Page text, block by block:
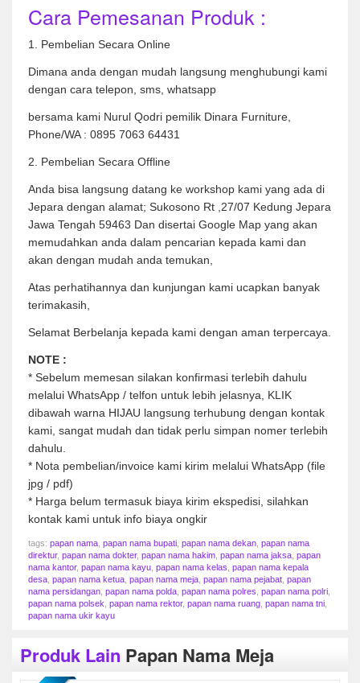
Cara Pemesanan Produk :
1. Pembelian Secara Online
Dimana anda dengan mudah langsung menghubungi kami
dengan cara telepon, sms, whatsapp
bersama kami Nurul Qodri pemilik Dinara Furniture,
Phone/WA : 0895 7063 64431
2. Pembelian Secara Offline
Anda bisa langsung datang ke workshop kami yang ada di
Jepara dengan alamat; Sukosono Rt ,27/07 Kedung Jepara
Jawa Tengah 59463 Dan disertai Google Map yang akan
memudahkan anda dalam pencarian kepada kami dan
akan dengan mudah anda temukan,
Atas perhatihannya dan kunjungan kami ucapkan banyak
terimakasih,
Selamat Berbelanja kepada kami dengan aman terpercaya.
NOTE :
* Sebelum memesan silakan konfirmasi terlebih dahulu
melalui WhatsApp / telfon untuk lebih jelasnya, KLIK
dibawah warna HIJAU langsung terhubung dengan kontak
kami, sangat mudah dan tidak perlu simpan nomer terlebih
dahulu.
* Nota pembelian/invoice kami kirim melalui WhatsApp (file
jpg / pdf)
* Harga belum termasuk biaya kirim ekspedisi, silahkan
kontak kami untuk info biaya ongkir
tags: papan nama papan nama bupati papan nama dekan papan nama
direktur, papan nama dokter, papan nama hakim papan nama jaksa papan
nama kantor, papan nama kayu papan nama kelas papan nama kepala
desa papan nama ketua papan nama meja papan nama pejabat papan
nama persidangan papan nama polda papan nama polres papan nama polri
papan nama polsek papan nama rektor, papan nama ruang papan nama tni
papan nama ukir kayu
Produk Lain Papan Nama Meja